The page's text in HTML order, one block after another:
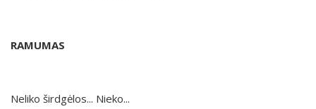
RAMUMAS
Neliko širdgėlos... Nieko...